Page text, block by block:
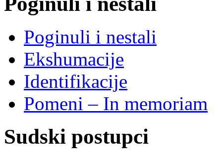
Poginuli i nestali
Ekshumacije
Identifikacije
Pomeni – In memoriam
Sudski postupci